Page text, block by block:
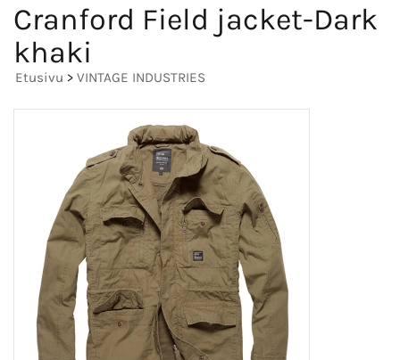
Cranford Field jacket-Dark
khaki
Etusivu > VINTAGE INDUSTRIES